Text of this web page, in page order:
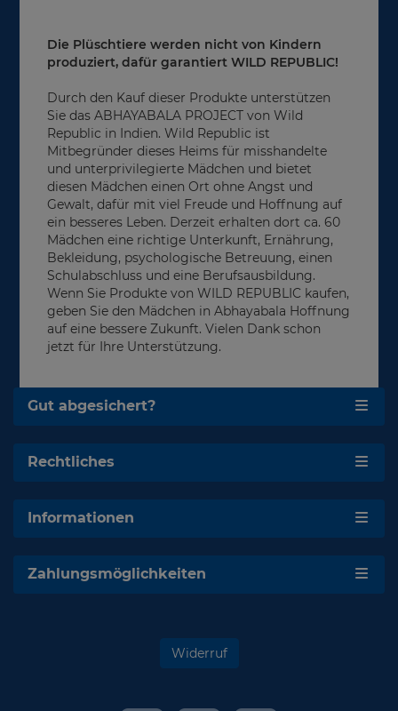
Die Plüschtiere werden nicht von Kindern
produziert, dafür garantiert WILD REPUBLIC!
Durch den Kauf dieser Produkte unterstützen
Sie das ABHAYABALA PROJECT von Wild
Republic in Indien. Wild Republic ist
Mitbegründer dieses Heims für misshandelte
und unterprivilegierte Mädchen und bietet
diesen Mädchen einen Ort ohne Angst und
Gewalt, dafür mit viel Freude und Hoffnung auf
ein besseres Leben. Derzeit erhalten dort ca. 60
Mädchen eine richtige Unterkunft, Ernährung,
Bekleidung, psychologische Betreuung, einen
Schulabschluss und eine Berufsausbildung.
Wenn Sie Produkte von WILD REPUBLIC kaufen,
geben Sie den Mädchen in Abhayabala Hoffnung
auf eine bessere Zukunft. Vielen Dank schon
jetzt für Ihre Unterstützung.
Gut abgesichert?
Rechtliches
Informationen
Zahlungsmöglichkeiten
Widerruf